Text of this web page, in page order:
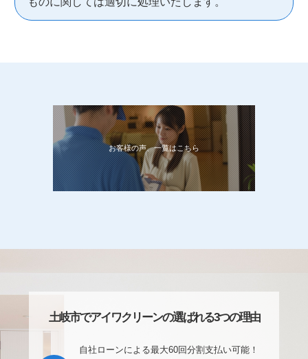
お客様の声、一覧はこちら
土岐市でアイワクリーンの選ばれる3つの理由
自社ローンによる最大60回分割支払い可能！